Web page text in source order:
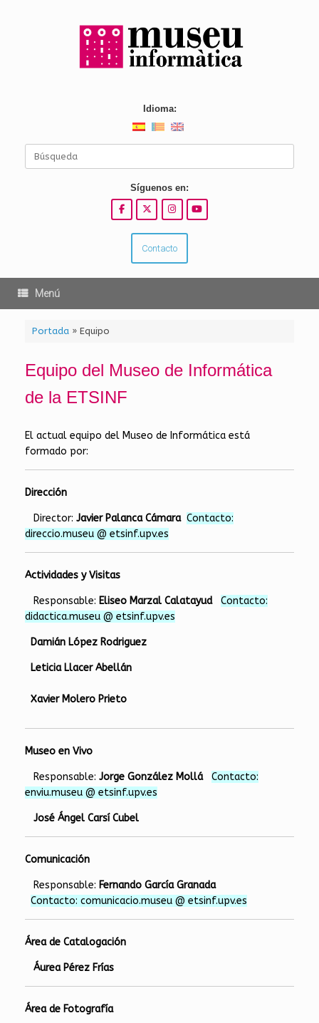
Idioma:
Buscar:
Síguenos en:
Contacto
Menú
Portada» Equipo
Equipo del Museo de Informática
de la ETSINF
El actual equipo del Museo de Informática está
formado por:
Dirección
Director: Javier Palanca Cámara Contacto:
direccio.museu @ etsinf.upv.es
Actividades y Visitas
Responsable: Eliseo Marzal Calatayud
Contacto:
didactica.museu @ etsinf.upv.es
Damián López Rodriguez
Leticia Llacer Abellán
Xavier Molero Prieto
Museo en Vivo
Responsable: Jorge González Mollá
Contacto:
enviu.museu @ etsinf.upv.es
José Ángel Carsí Cubel
Comunicación
Responsable: Fernando García Granada
Contacto: comunicacio.museu @ etsinf.upv.es
Área de Catalogación
Áurea Pérez Frías
Área de Fotografía